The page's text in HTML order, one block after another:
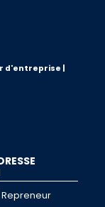
d'entreprise |